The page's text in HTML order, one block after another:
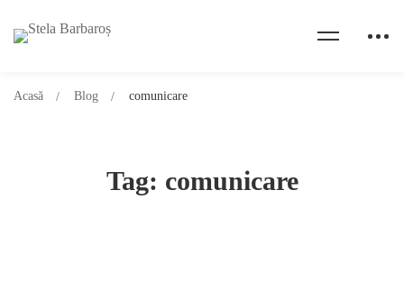
Tag: comunicare
Acasă Blog comunicare